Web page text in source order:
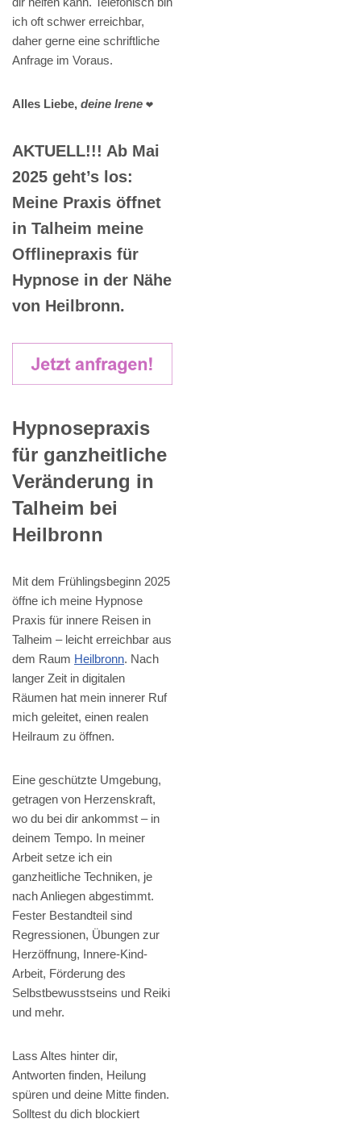
ich oft schwer erreichbar,
daher gerne eine schriftliche
Anfrage im Voraus.
Alles Liebe, deine Irene ❤️
AKTUELL!!! Ab Mai
2025 geht’s los:
Meine Praxis öffnet
in Talheim meine
Offlinepraxis für
Hypnose in der Nähe
von Heilbronn.
Hypnosepraxis
für ganzheitliche
Veränderung in
Talheim bei
Heilbronn
Mit dem Frühlingsbeginn 2025
öffne ich meine Hypnose
Praxis für innere Reisen in
Talheim – leicht erreichbar aus
dem Raum Heilbronn. Nach
langer Zeit in digitalen
Räumen hat mein innerer Ruf
mich geleitet, einen realen
Heilraum zu öffnen.
Eine geschützte Umgebung,
getragen von Herzenskraft,
wo du bei dir ankommst – in
deinem Tempo. In meiner
Arbeit setze ich ein
ganzheitliche Techniken, je
nach Anliegen abgestimmt.
Fester Bestandteil sind
Regressionen, Übungen zur
Herzöffnung, Innere-Kind-
Arbeit, Förderung des
Selbstbewusstseins und Reiki
und mehr.
Lass Altes hinter dir,
Antworten finden, Heilung
spüren und deine Mitte finden.
Solltest du dich blockiert